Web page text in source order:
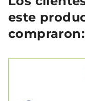
este
compraron: